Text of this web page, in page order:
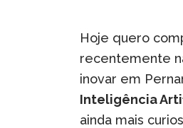
Hoje quero
recentemente
inovar em
Inteligência
ainda mais